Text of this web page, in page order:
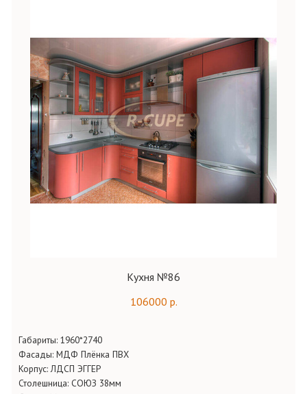
Кухня №86
106000 р.
Габариты: 1960*2740
Фасады: МДФ Плёнка ПВХ
Корпус:ЛДСП ЭГГЕР
Столешница: СОЮЗ 38мм